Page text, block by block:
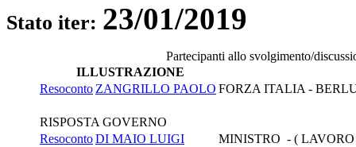
Stato iter: 23/01/2019
Partecipanti allo svolgimento/
ILLUSTRAZIONE
Resoconto ZANGRILLO PAOLO FORZA ITALIA -
RISPOSTA GOVERNO
ResocontoDI MAIO LUIGI MINISTRO - (